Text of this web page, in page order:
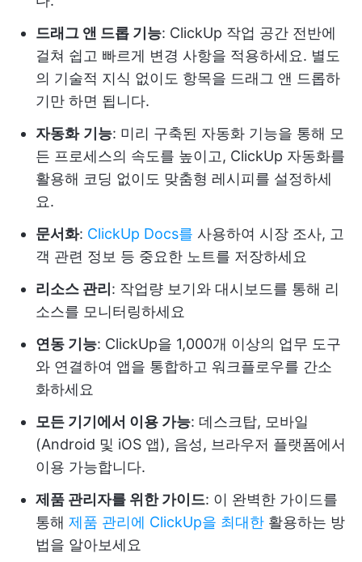
드래그 앤 드롭 기능: ClickUp 작업 공간 전반에
걸쳐 쉽고 빠르게 변경 사항을 적용하세요. 별도
의 기술적 지식 없이도 항목을 드래그 앤 드롭하
기만 하면 됩니다.
자동화 기능: 미리 구축된 자동화 기능을 통해 모
든 프로세스의 속도를 높이고, ClickUp 자동화를
활용해 코딩 없이도 맞춤형 레시피를 설정하세
요.
문서화: ClickUp Docs를 사용하여 시장 조사, 고
객 관련 정보 등 중요한 노트를 저장하세요
리소스 관리: 작업량 보기와 대시보드를 통해 리
소스를 모니터링하세요
연동 기능: ClickUp을 1,000개 이상의 업무 도구
와 연결하여 앱을 통합하고 워크플로우를 간소
화하세요
모든 기기에서 이용 가능: 데스크탑, 모바일
(Android 및 iOS 앱), 음성, 브라우저 플랫폼에서
이용 가능합니다.
제품 관리자를 위한 가이드: 이 완벽한 가이드를
통해 제품 관리에 ClickUp을 최대한 활용하는 방
법을 알아보세요